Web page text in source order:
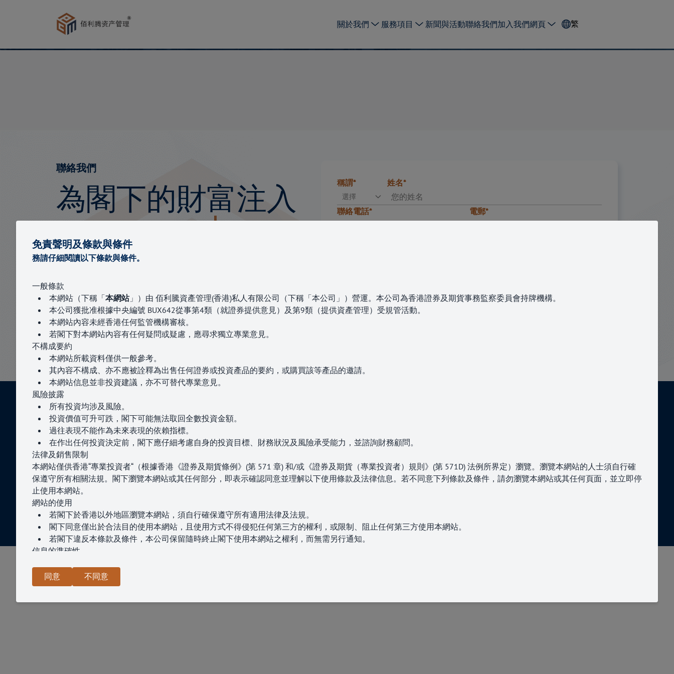
免責聲明及條款與條件
務請仔細閱讀以下條款與條件。
一般條款
本網站（下稱「本網站」）由 佰利騰資產管理(香港)私人有限公司（下稱「本公司」）營運。本公司為香港證券及期貨事務監察委員會持牌機構。
本公司獲批准根據中央編號 BUX642從事第4類（就證券提供意見）及第9類（提供資產管理）受規管活動。
本網站內容未經香港任何監管機構審核。
若閣下對本網站內容有任何疑問或疑慮，應尋求獨立專業意見。
不構成要約
本網站所載資料僅供一般參考。
其內容不構成、亦不應被詮釋為出售任何證券或投資產品的要約，或購買該等產品的邀請。
本網站信息並非投資建議，亦不可替代專業意見。
風險披露
所有投資均涉及風險。
投資價值可升可跌，閣下可能無法取回全數投資金額。
過往表現不能作為未來表現的依賴指標。
在作出任何投資決定前，閣下應仔細考慮自身的投資目標、財務狀況及風險承受能力，並諮詢財務顧問。
法律及銷售限制
本網站僅供香港“專業投資者“（根據香港《證券及期貨條例》(第 571 章) 和/或《證券及期貨（專業投資者）規則》(第 571D) 法例所界定）瀏覽。瀏覽本網站的人士須自行確
保遵守所有相關法規。閣下瀏覽本網站或其任何部分，即表示確認同意並理解以下使用條款及法律信息。若不同意下列條款及條件，請勿瀏覽本網站或其任何頁面，並立即停
止使用本網站。
網站的使用
若閣下於香港以外地區瀏覽本網站，須自行確保遵守所有適用法律及法規。
閣下同意僅出於合法目的使用本網站，且使用方式不得侵犯任何第三方的權利，或限制、阻止任何第三方使用本網站。
若閣下違反本條款及條件，本公司保留隨時終止閣下使用本網站之權利，而無需另行通知。
信息的準確性
但是，本公司不保證本網站或本網站所載信息、產品、服務或相關圖表（明示或隱含）的完整性、準確性、可靠性、適用性或可用性。
閣下對此類信息的依賴須完全自行承擔風險。
同意 不同意
關於我們 服務項目 新聞與活動聯絡我們加入我們網頁 繁
聯絡我們
為閣下的財富注入
阿爾法收益
香港中環夏慤道10號長江集團中心二期西座3302室
聯絡我們
電話：+852 3504 2769
電郵：
稱謂*
選擇
姓名*
聯絡電話* 電郵*
關於我們服務項目新聞與活動聯絡我們
與我們聯繫
+852 3504 2769 enquiries@paragoncapital.hk
版權所有 © 2025 佰利騰資產管理